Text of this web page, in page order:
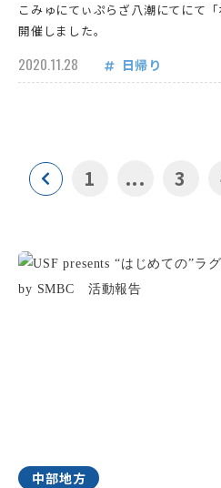
こみゅにてぃぷらざ八潮にてにて
開催しました。
2020.11.28 日帰り
1 ... 3
中部地方